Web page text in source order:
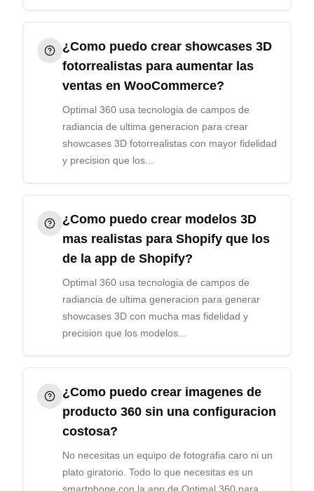
¿Como puedo crear showcases 3D
fotorrealistas para aumentar las
ventas en WooCommerce?
Optimal 360 usa tecnologia de campos de
radiancia de ultima generacion para crear
showcases 3D fotorrealistas con mayor fidelidad
y precision que los...
¿Como puedo crear modelos 3D
mas realistas para Shopify que los
de la app de Shopify?
Optimal 360 usa tecnologia de campos de
radiancia de ultima generacion para generar
showcases 3D con mucha mas fidelidad y
precision que los modelos...
¿Como puedo crear imagenes de
producto 360 sin una configuracion
costosa?
No necesitas un equipo de fotografia caro ni un
plato giratorio. Todo lo que necesitas es un